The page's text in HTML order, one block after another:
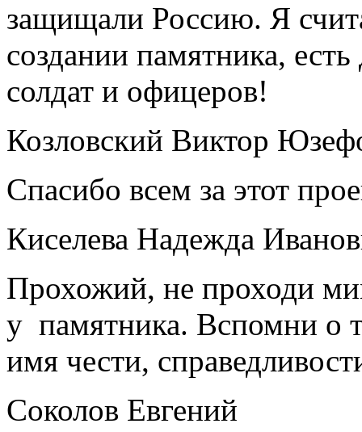
защищали Россию. Я
создании памятника,
солдат и офицеров!
Козловский Виктор
Спасибо всем за этот
Киселева Надежда
Прохожий, не проходи
у памятника. Вспомни о
имя чести,
Соколов Евгений